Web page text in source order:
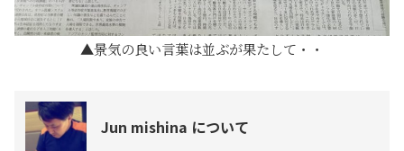
景気の良い言葉は並ぶが果たして・・
Jun mishina について